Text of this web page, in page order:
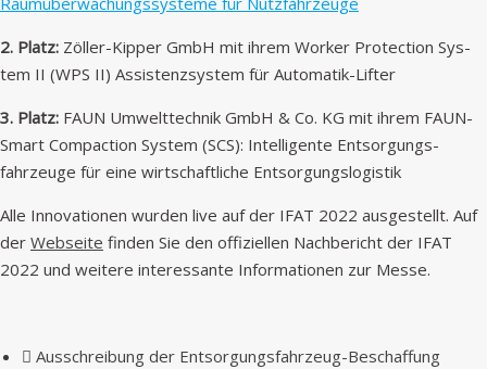
2. Platz: Zöller-Kip­per GmbH mit ihrem Work­er Pro­tec­tion Sys­
tem II (WPS II) Assis­ten­zsys­tem für Automatik-Lifter
3. Platz: FAUN Umwelt­tech­nik GmbH & Co. KG mit ihrem FAUN-
Smart Com­paction Sys­tem (SCS): Intel­li­gente Entsorgungs­
fahrzeuge für eine wirtschaftliche Entsorgungslogistik
Alle Inno­va­tio­nen wur­den live auf der IFAT 2022 aus­gestellt. Auf
der Web­seite find­en Sie den offiziellen Nach­bericht der IFAT
2022 und weit­ere inter­es­sante Infor­ma­tio­nen zur Messe.
Ausschreibung der Entsorgungsfahrzeug-Beschaffung